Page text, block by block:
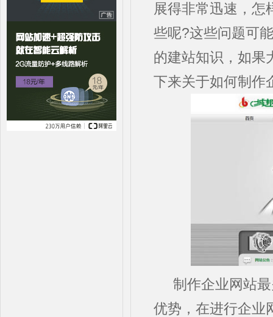
展得非常迅速，怎
些呢?这些问题可
的建站知识，如果
下来关于如何制作
制作企业网站
优势，在进行企业